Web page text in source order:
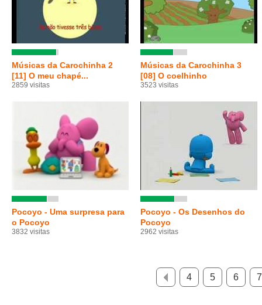
Músicas da Carochinha 2
[11] O meu chapé...
2859 visitas
Músicas da Carochinha 3
[08] O coelhinho
3523 visitas
Pocoyo - Uma surpresa para
o Pocoyo
3832 visitas
Pocoyo - Os Desenhos do
Pocoyo
2962 visitas
4 5 6 7